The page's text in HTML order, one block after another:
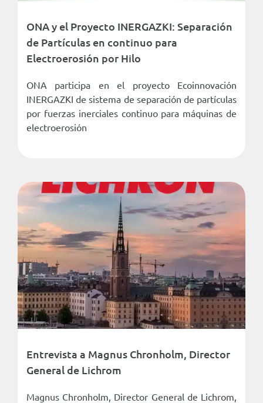
ONA y el Proyecto INERGAZKI: Separación
de Partículas en continuo para
Electroerosión por Hilo
ONA participa en el proyecto Ecoinnovación
INERGAZKI de sistema de separación de partículas
por fuerzas inerciales continuo para máquinas de
electroerosión
Entrevista a Magnus Chronholm, Director
General de Lichrom
Magnus Chronholm, Director General de Lichrom,